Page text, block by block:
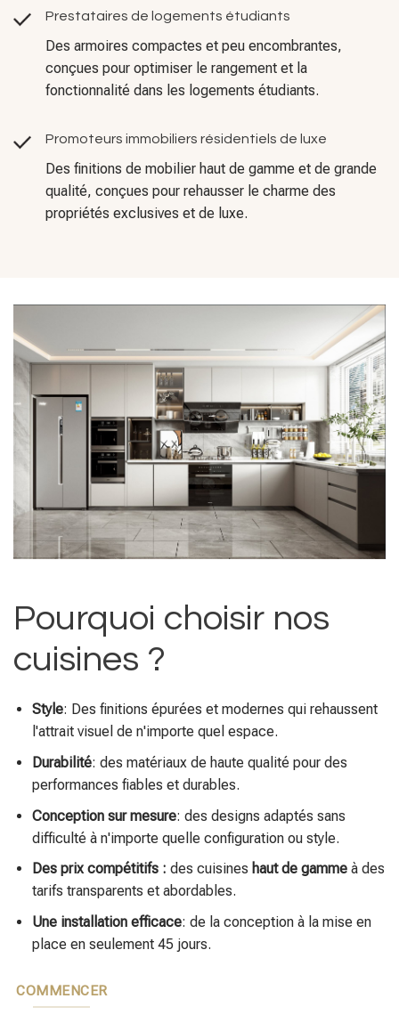
Prestataires de logements étudiants
Des armoires compactes et peu encombrantes,
conçues pour optimiser le rangement et la
fonctionnalité dans les logements étudiants.
Promoteurs immobiliers résidentiels de luxe
Des finitions de mobilier haut de gamme et de grande
qualité, conçues pour rehausser le charme des
propriétés exclusives et de luxe.
Pourquoi choisir nos
cuisines ?
Style: Des finitions épurées et modernes qui rehaussent
l'attrait visuel de n'importe quel espace.
Durabilité: des matériaux de haute qualité pour des
performances fiables et durables.
Conception sur mesure: des designs adaptés sans
difficulté à n'importe quelle configuration ou style.
Des prix compétitifs : des cuisines haut de gamme à des
tarifs transparents et abordables.
Une installation efficace: de la conception à la mise en
place en seulement 45 jours.
COMMENCER